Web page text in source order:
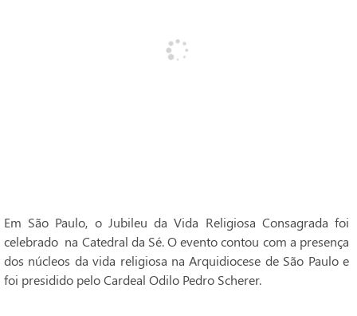
Em São Paulo, o Jubileu da Vida Religiosa Consagrada foi
celebrado na Catedral da Sé. O evento contou com a presença
dos núcleos da vida religiosa na Arquidiocese de São Paulo e
foi presidido pelo Cardeal Odilo Pedro Scherer.